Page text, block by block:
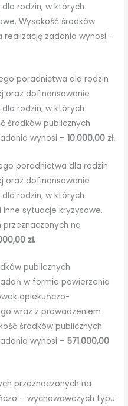
rodzin, w których
Wysokość środków
realizację zadania wynosi –
poradnictwa dla rodzin
oraz dofinansowanie
rodzin, w których
środków publicznych
wynosi –10.000,00 zł.
poradnictwa dla rodzin
oraz dofinansowanie
rodzin, w których
sytuacje kryzysowe.
przeznaczonych na
zł.
publicznych
w formie powierzenia
opiekuńczo-
wraz z prowadzeniem
środków publicznych
wynosi –571.000,00
przeznaczonych na
– wychowawczych typu